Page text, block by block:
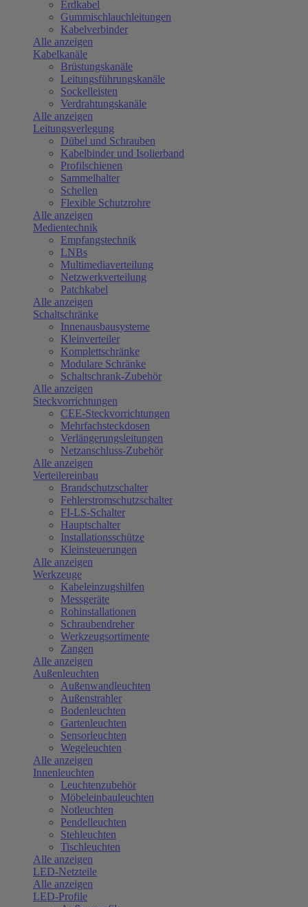
Erdkabel
Gummischlauchleitungen
Kabelverbinder
Alle anzeigen
Kabelkanäle
Brüstungskanäle
Leitungsführungskanäle
Sockelleisten
Verdrahtungskanäle
Alle anzeigen
Leitungsverlegung
Dübel und Schrauben
Kabelbinder und Isolierband
Profilschienen
Sammelhalter
Schellen
Flexible Schutzrohre
Alle anzeigen
Medientechnik
Empfangstechnik
LNBs
Multimediaverteilung
Netzwerkverteilung
Patchkabel
Alle anzeigen
Schaltschränke
Innenausbausysteme
Kleinverteiler
Komplettschränke
Modulare Schränke
Schaltschrank-Zubehör
Alle anzeigen
Steckvorrichtungen
CEE-Steckvorrichtungen
Mehrfachsteckdosen
Verlängerungsleitungen
Netzanschluss-Zubehör
Alle anzeigen
Verteilereinbau
Brandschutzschalter
Fehlerstromschutzschalter
FI-LS-Schalter
Hauptschalter
Installationsschütze
Kleinsteuerungen
Alle anzeigen
Werkzeuge
Kabeleinzugshilfen
Messgeräte
Rohinstallationen
Schraubendreher
Werkzeugsortimente
Zangen
Alle anzeigen
Außenleuchten
Außenwandleuchten
Außenstrahler
Bodenleuchten
Gartenleuchten
Sensorleuchten
Wegeleuchten
Alle anzeigen
Innenleuchten
Leuchtenzubehör
Möbeleinbauleuchten
Notleuchten
Pendelleuchten
Stehleuchten
Tischleuchten
Alle anzeigen
LED-Netzteile
Alle anzeigen
LED-Profile